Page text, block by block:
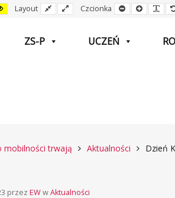
Żółty
i Layout Stały
układ
Wide
layout
Czcionka Mniejsza
czcionka
Większa
ZS-P UCZEŃ
mobilności trwają Aktualności Dzień
przez EWwAktualności